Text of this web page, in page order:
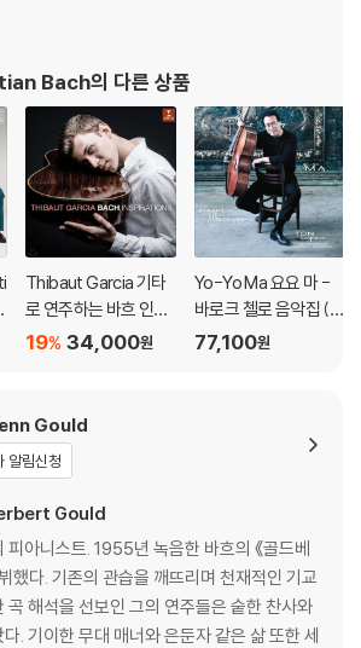
하는 대가로서, 일반적인 작품은 독일음악의
을 뿐 아니라, 그 위에 이탈리아나 프랑스의
존 구교 음
Bach의 다른 상품
Thibaut Garcia 기타
로 연주하는 바흐 인스
퍼레이션 (Bach Inspir
34,000원
19%
Yo-Yo Ma 요요 마 -
바로크 첼로 음악집 (Si
mply Baroque) [청록
77,100원
Gould
알림신청
Gould
피아니스트. 1955년 녹음한 바흐의 《골드베
했다. 기존의 관습을 깨뜨리며 천재적인 기교
곡 해석을 선보인 그의 연주들은 숱한 찬사와
. 기이한 무대 매너와 은둔자 같은 삶 또한 세